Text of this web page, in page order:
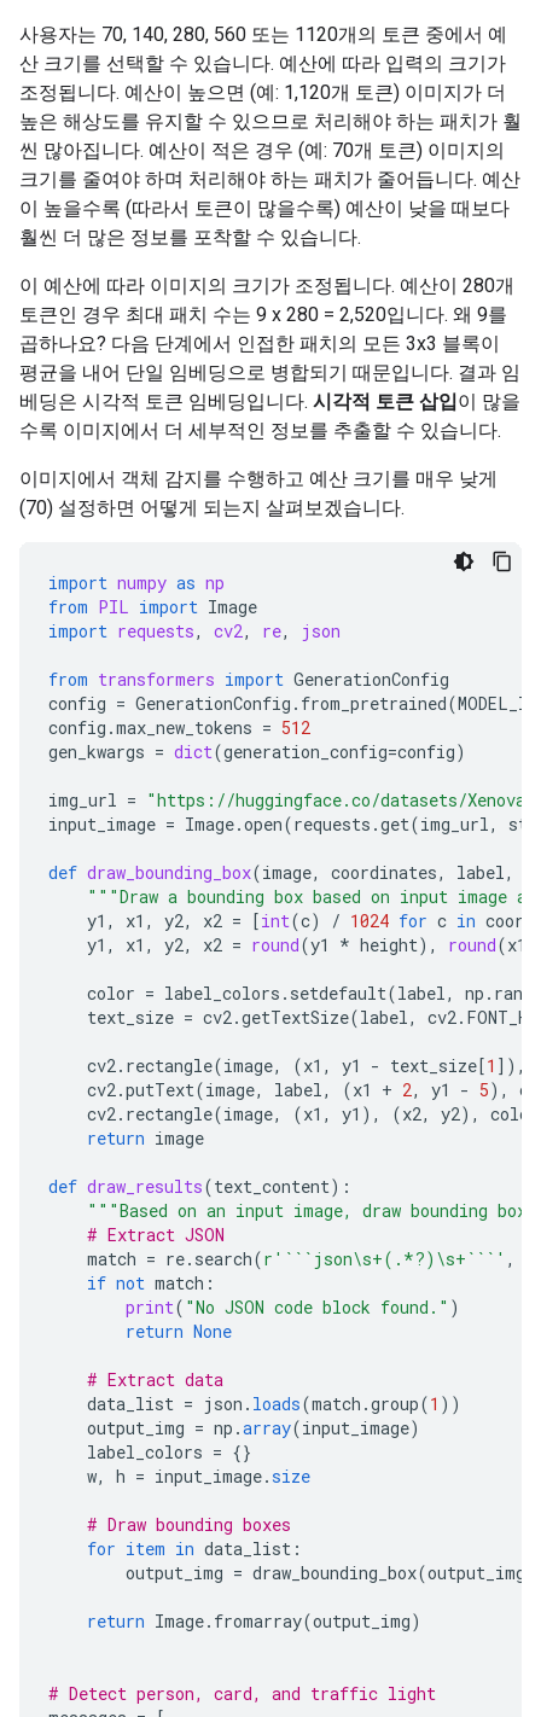
사용자는 70, 140, 280, 560 또는 1120개의 토큰 중에서 예
산 크기를 선택할 수 있습니다. 예산에 따라 입력의 크기가
조정됩니다. 예산이 높으면 (예: 1,120개 토큰) 이미지가 더
높은 해상도를 유지할 수 있으므로 처리해야 하는 패치가 훨
씬 많아집니다. 예산이 적은 경우 (예: 70개 토큰) 이미지의
크기를 줄여야 하며 처리해야 하는 패치가 줄어듭니다. 예산
이 높을수록 (따라서 토큰이 많을수록) 예산이 낮을 때보다
훨씬 더 많은 정보를 포착할 수 있습니다.
이 예산에 따라 이미지의 크기가 조정됩니다. 예산이 280개
토큰인 경우 최대 패치 수는 9 x 280 = 2,520입니다. 왜 9를
곱하나요? 다음 단계에서 인접한 패치의 모든 3x3 블록이
평균을 내어 단일 임베딩으로 병합되기 때문입니다. 결과 임
베딩은 시각적 토큰 임베딩입니다. 시각적 토큰 삽입이 많을
수록 이미지에서 더 세부적인 정보를 추출할 수 있습니다.
이미지에서 객체 감지를 수행하고 예산 크기를 매우 낮게
(70) 설정하면 어떻게 되는지 살펴보겠습니다.
import numpy as np
from PIL import Image
import requests, cv2, re, json
from transformers import GenerationConfig
config = GenerationConfig . from_pretrained(MODEL_ID
config .max_new_tokens = 512
gen_kwargs = dict(generation_config=config)
img_url = "https://huggingface.co/datasets/
input_image = Image.open(requests .get(img_url,
def draw_bounding_box(image, coordinates, label,
"""Draw a bounding box based on input image
y1 , x1 , y2, x2 = [int(c) / 1024 for c in
y1 , x1 , y2, x2 = round(y1 * height), round(x1
color = label_colors . setdefault(label, np .
text_size = cv2.getTextSize(label, cv2.
cv2. rectangle(image, (x1 , y1 - text_size[1 ]),
cv2.putText(image, label, (x1 + 2, y1 - 5),
cv2. rectangle(image, (x1 , y1 ), (x2, y2), color
return image
def draw_results(text_content):
"""Based on an input image, draw bounding
# Extract JSON
match = re. search(r '```json\s+(.*?)\s+```' ,
if not match :
print( "No JSON code block found." )
return None
# Extract data
data_list = json . loads(match .group(1 ))
output_img = np .array(input_image)
label_colors = {}
w, h = input_image.size
# Draw bounding boxes
for item in data_list :
output_img = draw_bounding_box(output_img
return Image. fromarray(output_img)
# Detect person, card, and traffic light